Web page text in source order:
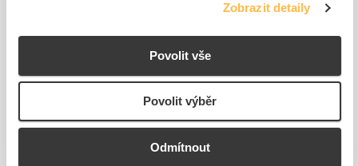
Zobrazit detaily
Povolit vše
Povolit výběr
Odmítnout